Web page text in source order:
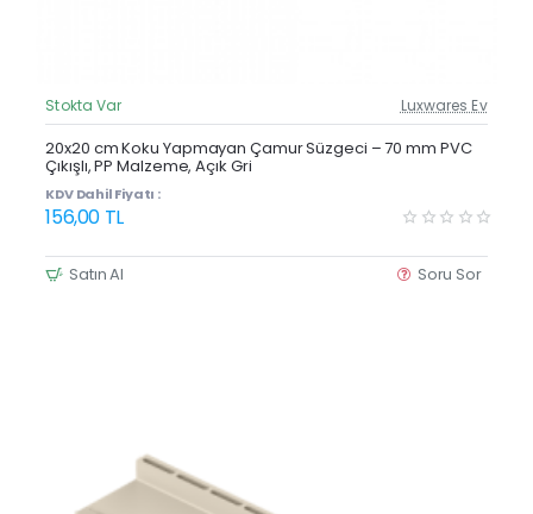
Güncel Fiyat
Yeni Ürün
Stokta Var Luxwares Ev
20x20 cm Koku Yapmayan Çamur Süzgeci – 70 mm PVC
Çıkışlı, PP Malzeme, Açık Gri
KDV Dahil Fiyatı :
156,00 TL
Satın Al Soru Sor